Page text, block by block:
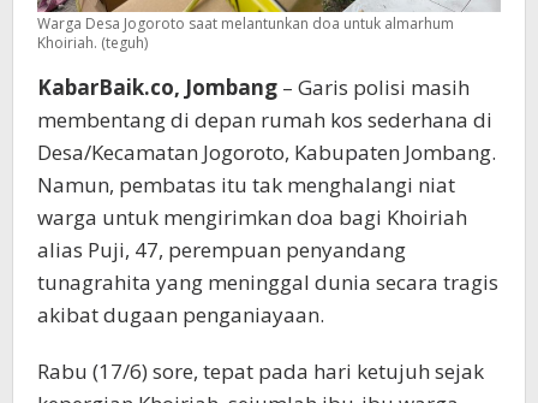
Warga Desa Jogoroto saat melantunkan doa untuk almarhum
Khoiriah. (teguh)
KabarBaik.co, Jombang – Garis polisi masih
membentang di depan rumah kos sederhana di
Desa/Kecamatan Jogoroto, Kabupaten Jombang.
Namun, pembatas itu tak menghalangi niat
warga untuk mengirimkan doa bagi Khoiriah
alias Puji, 47, perempuan penyandang
tunagrahita yang meninggal dunia secara tragis
akibat dugaan penganiayaan.
Rabu (17/6) sore, tepat pada hari ketujuh sejak